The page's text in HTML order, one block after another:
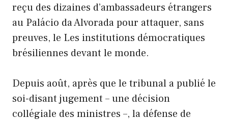
reçu des dizaines d’ambassadeurs étrangers
au Palácio da Alvorada pour attaquer, sans
preuves, le Les institutions démocratiques
brésiliennes devant le monde.
Depuis août, après que le tribunal a publié le
soi-disant jugement – ​​une décision
collégiale des ministres –, la défense de